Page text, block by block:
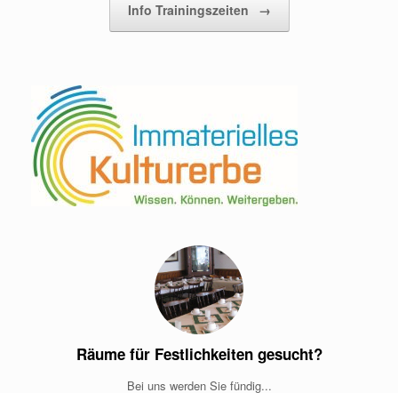
Info Trainingszeiten →
Räume für Festlichkeiten gesucht?
Bei uns werden Sie fündig...